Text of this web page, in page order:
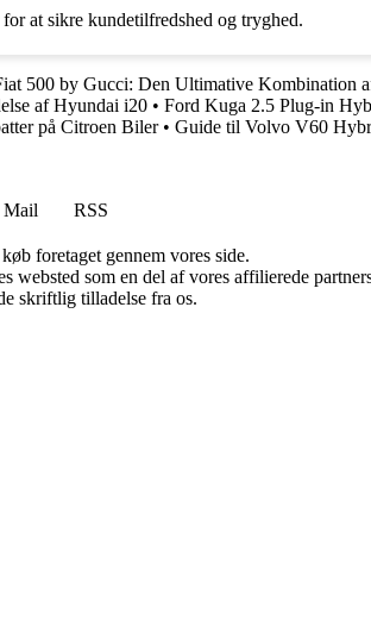
at sikre kundetilfredshed og tryghed.
500 by Gucci: Den Ultimative Kombination
af Hyundai i20 • Ford Kuga 2.5 Plug-in
på Citroen Biler• Guide til Volvo V60
Mail
RSS
foretaget gennem vores side.
som en del af vores affilierede
skriftlig tilladelse fra os.